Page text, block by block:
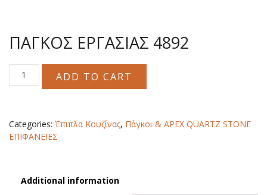
ΠΑΓΚΟΣ ΕΡΓΑΣΙΑΣ 4892
ΠΑΓΚΟΣ
ΕΡΓΑΣΙΑΣ
ADD TO CART
Categories: Έπιπλα Κουζίνας, Πάγκοι & APEX QUARTZ STONE
ΕΠΙΦΑΝΕΙΕΣ
Additional information